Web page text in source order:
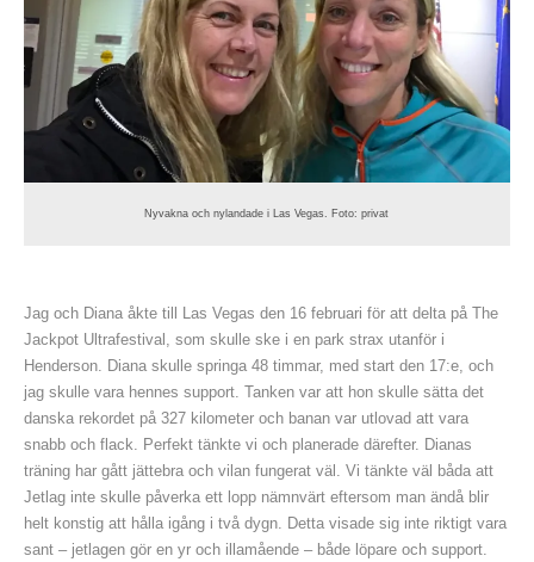
Nyvakna och nylandade i Las Vegas. Foto: privat
Jag och Diana åkte till Las Vegas den 16 februari för att delta på The
Jackpot Ultrafestival, som skulle ske i en park strax utanför i
Henderson. Diana skulle springa 48 timmar, med start den 17:e, och
jag skulle vara hennes support. Tanken var att hon skulle sätta det
danska rekordet på 327 kilometer och banan var utlovad att vara
snabb och flack. Perfekt tänkte vi och planerade därefter. Dianas
träning har gått jättebra och vilan fungerat väl. Vi tänkte väl båda att
Jetlag inte skulle påverka ett lopp nämnvärt eftersom man ändå blir
helt konstig att hålla igång i två dygn. Detta visade sig inte riktigt vara
sant – jetlagen gör en yr och illamående – både löpare och support.